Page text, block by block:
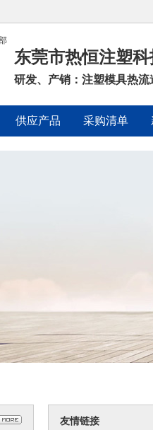
东莞市热恒注塑
研发、产销：注塑模具热
供应产品 采购清单
友情链接